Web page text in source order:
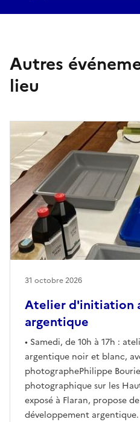
Autres
lieu
Atelier d'initiation
argentique
• Samedi, de 10h à 17h :
argentique noir et blanc,
photographePhilippe
photographique sur les
exposé à Flaran, propose
développement argentique.
31 octobre 2026